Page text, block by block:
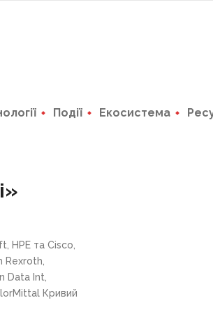
Події Екосистема
HPE та Cisco,
Rexroth,
Data Int,
Кривий